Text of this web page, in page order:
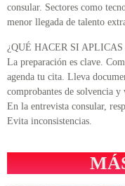
consular. Sectores como
menor llegada de talento
¿QUÉ HACER SI
La preparación es clave.
agenda tu cita. Lleva
comprobantes de solvencia
En la entrevista consular,
Evita inconsistencias.